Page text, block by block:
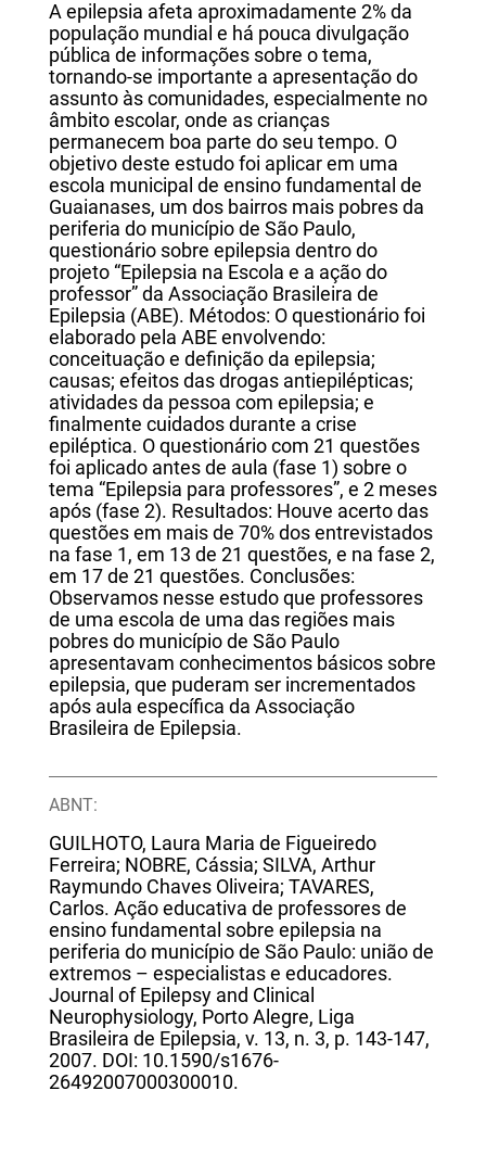
A epilepsia afeta aproximadamente 2% da
população mundial e há pouca divulgação
pública de informações sobre o tema,
tornando-se importante a apresentação do
assunto às comunidades, especialmente no
âmbito escolar, onde as crianças
permanecem boa parte do seu tempo. O
objetivo deste estudo foi aplicar em uma
escola municipal de ensino fundamental de
Guaianases, um dos bairros mais pobres da
periferia do município de São Paulo,
questionário sobre epilepsia dentro do
projeto “Epilepsia na Escola e a ação do
professor” da Associação Brasileira de
Epilepsia (ABE). Métodos: O questionário foi
elaborado pela ABE envolvendo:
conceituação e definição da epilepsia;
causas; efeitos das drogas antiepilépticas;
atividades da pessoa com epilepsia; e
finalmente cuidados durante a crise
epiléptica. O questionário com 21 questões
foi aplicado antes de aula (fase 1) sobre o
tema “Epilepsia para professores”, e 2 meses
após (fase 2). Resultados: Houve acerto das
questões em mais de 70% dos entrevistados
na fase 1, em 13 de 21 questões, e na fase 2,
em 17 de 21 questões. Conclusões:
Observamos nesse estudo que professores
de uma escola de uma das regiões mais
pobres do município de São Paulo
apresentavam conhecimentos básicos sobre
epilepsia, que puderam ser incrementados
após aula específica da Associação
Brasileira de Epilepsia.
ABNT:
GUILHOTO, Laura Maria de Figueiredo
Ferreira; NOBRE, Cássia; SILVA, Arthur
Raymundo Chaves Oliveira; TAVARES,
Carlos. Ação educativa de professores de
ensino fundamental sobre epilepsia na
periferia do município de São Paulo: união de
extremos – especialistas e educadores.
Journal of Epilepsy and Clinical
Neurophysiology, Porto Alegre, Liga
Brasileira de Epilepsia, v. 13, n. 3, p. 143-147,
2007. DOI: 10.1590/s1676-
26492007000300010.